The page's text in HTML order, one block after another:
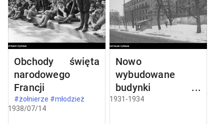
Obchody święta
narodowego
Francji
#żołnierze #młodzież
1938/07/14
Nowo
wybudowane
budynki w
Częstochowie
1931-1934